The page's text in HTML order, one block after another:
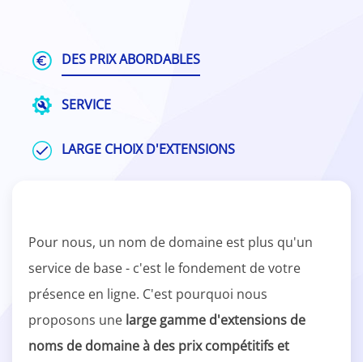
DES PRIX ABORDABLES
SERVICE
LARGE CHOIX D'EXTENSIONS
Pour nous, un nom de domaine est plus qu'un
service de base - c'est le fondement de votre
présence en ligne. C'est pourquoi nous
proposons une large gamme d'extensions de
noms de domaine à des prix compétitifs et